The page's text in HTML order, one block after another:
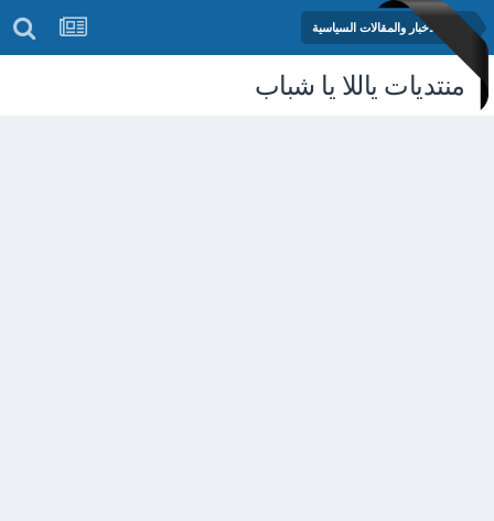
منتدى الأخبار والمقالات السياسية
منتديات ياللا يا شباب